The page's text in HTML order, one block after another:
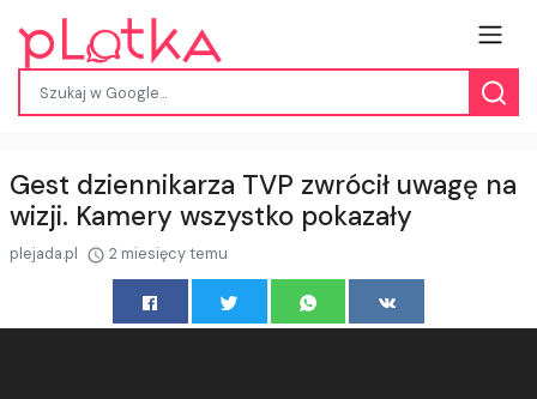
Gest dziennikarza TVP zwrócił uwagę na
wizji. Kamery wszystko pokazały
plejada.pl 2 miesięcy temu